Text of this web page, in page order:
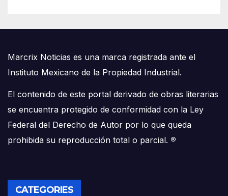
Marcrix Noticias es una marca registrada ante el
Instituto Mexicano de la Propiedad Industrial.
El contenido de este portal derivado de obras literarias
se encuentra protegido de conformidad con la Ley
Federal del Derecho de Autor por lo que queda
prohibida su reproducción total o parcial. ®
CATEGORIES